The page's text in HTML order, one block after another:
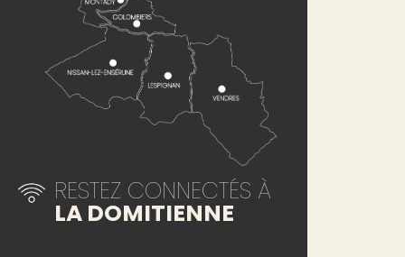
RESTEZ CONNECTÉS À
LA DOMITIENNE